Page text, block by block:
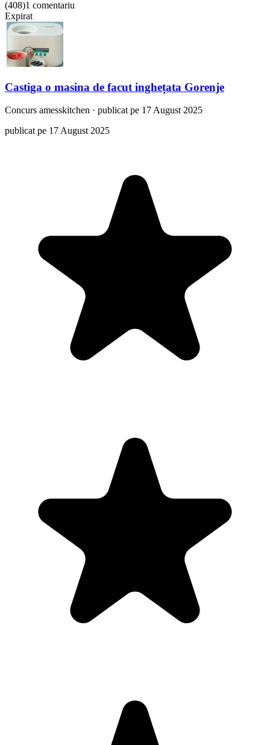
(408)1 comentariu
Expirat
Castiga o masina de facut inghețata Gorenje
Concurs amesskitchen · publicat pe 17 August 2025
publicat pe 17 August 2025